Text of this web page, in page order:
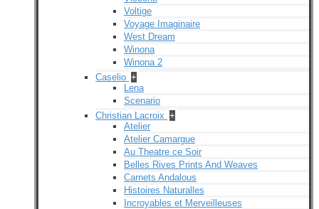
Voltige
Voyage Imaginaire
West Dream
Winona
Winona 2
Caselio +
Lena
Scenario
Christian Lacroix +
Atelier
Atelier Camargue
Au Theatre ce Soir
Belles Rives Prints And Weaves
Carnets Andalous
Histoires Naturalles
Incroyables et Merveilleuses